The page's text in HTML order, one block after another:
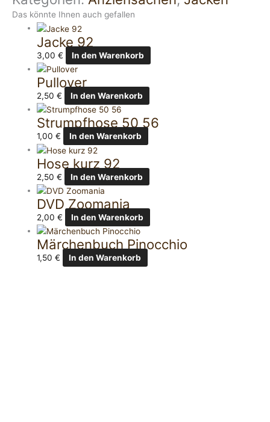
Das könnte Ihnen auch gefallen
Jacke 92
3,00€ In den Warenkorb
Pullover
2,50€ In den Warenkorb
Strumpfhose 50 56
1,00€ In den Warenkorb
Hose kurz 92
2,50€ In den Warenkorb
DVD Zoomania
2,00€ In den Warenkorb
Märchenbuch Pinocchio
1,50€ In den Warenkorb